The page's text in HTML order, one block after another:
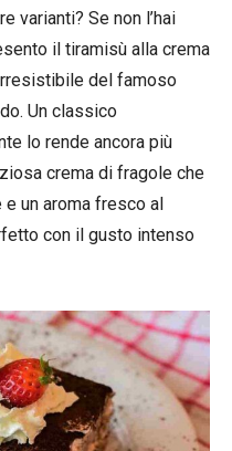
varianti? Se non l’hai
il tiramisù alla crema
del famoso
Un classico
lo rende ancora più
crema di fragole che
e un aroma fresco al
con il gusto intenso